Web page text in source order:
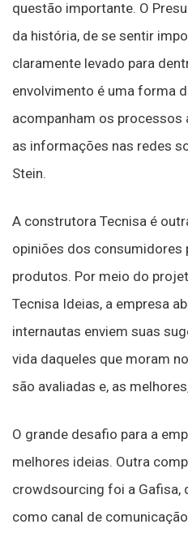
questão importante. O
da história, de se sentir
claramente levado para
envolvimento é uma forma
acompanham os
as informações nas redes
Stein.
A construtora Tecnisa é
opiniões dos consumidores
produtos. Por meio do
Tecnisa Ideias, a empresa
internautas enviem suas
vida daqueles que moram
são avaliadas e, as
O grande desafio para a
melhores ideias. Outra
crowdsourcing foi a Gafisa,
como canal de